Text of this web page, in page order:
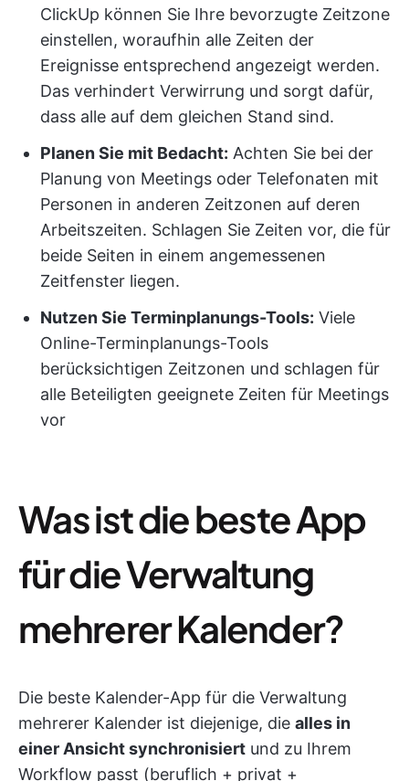
ClickUp können Sie Ihre bevorzugte Zeitzone
einstellen, woraufhin alle Zeiten der
Ereignisse entsprechend angezeigt werden.
Das verhindert Verwirrung und sorgt dafür,
dass alle auf dem gleichen Stand sind.
Planen Sie mit Bedacht: Achten Sie bei der
Planung von Meetings oder Telefonaten mit
Personen in anderen Zeitzonen auf deren
Arbeitszeiten. Schlagen Sie Zeiten vor, die für
beide Seiten in einem angemessenen
Zeitfenster liegen.
Nutzen Sie Terminplanungs-Tools: Viele
Online-Terminplanungs-Tools
berücksichtigen Zeitzonen und schlagen für
alle Beteiligten geeignete Zeiten für Meetings
vor
Was ist die beste App
für die Verwaltung
mehrerer Kalender?
Die beste Kalender-App für die Verwaltung
mehrerer Kalender ist diejenige, die alles in
einer Ansicht synchronisiert und zu Ihrem
Workflow passt (beruflich + privat +